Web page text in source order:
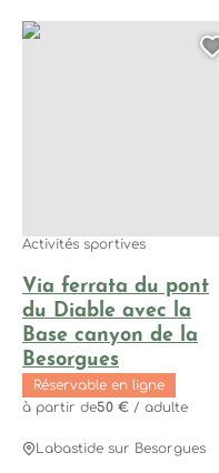
Via ferrata du pont
du Diable avec la
Base canyon de la
Besorgues
Activités sportives
Réservable en ligne
à partir de50 € / adulte
Labastide sur Besorgues
Via ferrata du pont du